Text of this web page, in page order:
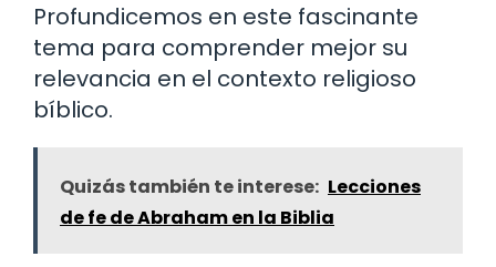
Profundicemos en este fascinante
tema para comprender mejor su
relevancia en el contexto religioso
bíblico.
Quizás también te interese: Lecciones
de fe de Abraham en la Biblia